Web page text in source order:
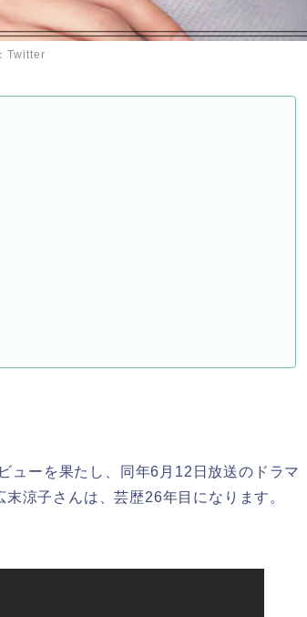
Twitter
ューを果たし、同年6 月 12 日放送のドラマ
末涼子さんは、芸歴26年目になります。